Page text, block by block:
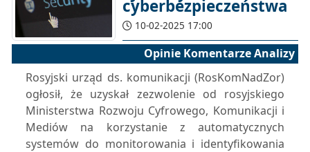
cyberbezpieczeństwa
10-02-2025 17:00
Opinie Komentarze Analizy
Rosyjski urząd ds. komunikacji (RosKomNadZor)
ogłosił, że uzyskał zezwolenie od rosyjskiego
Ministerstwa Rozwoju Cyfrowego, Komunikacji i
Mediów na korzystanie z automatycznych
systemów do monitorowania i identyfikowania